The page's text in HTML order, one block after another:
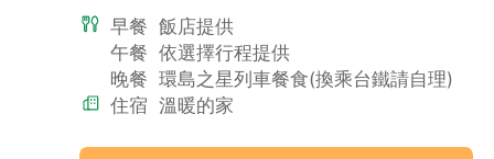
早餐 飯店提供
午餐 依選擇行程提供
晚餐 環島之星列車餐食(換乘台鐵請自理)
住宿 溫暖的家